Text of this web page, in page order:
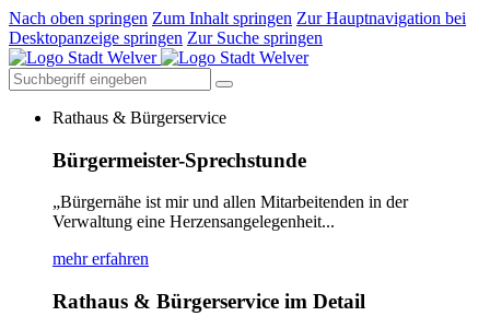
Nach oben springen Zum Inhalt springen Zur Hauptnavigation bei
Desktopanzeige springen Zur Suche springen
Rathaus & Bürgerservice
Bürgermeister-Sprechstunde
„Bürgernähe ist mir und allen Mitarbeitenden in der
Verwaltung eine Herzensangelegenheit...
mehr erfahren
Rathaus & Bürgerservice im Detail